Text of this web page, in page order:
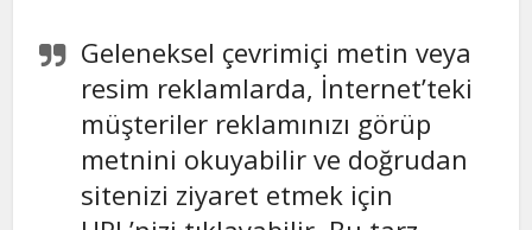
Geleneksel çevrimiçi metin veya
resim reklamlarda, İnternet’teki
müşteriler reklamınızı görüp
metnini okuyabilir ve doğrudan
sitenizi ziyaret etmek için